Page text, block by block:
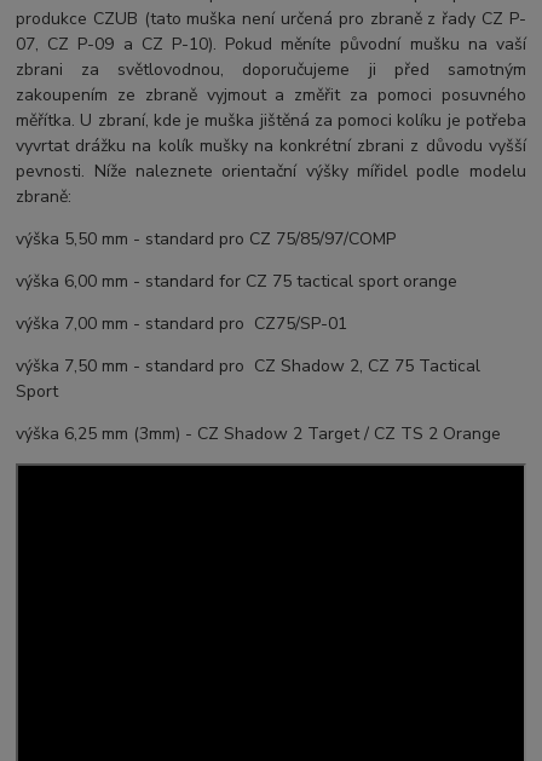
produkce CZUB (tato muška není určená pro zbraně z řady CZ P-
07, CZ P-09 a CZ P-10). Pokud měníte původní mušku na vaší
zbrani za světlovodnou, doporučujeme ji před samotným
zakoupením ze zbraně vyjmout a změřit za pomoci posuvného
měřítka. U zbraní, kde je muška jištěná za pomoci kolíku je potřeba
vyvrtat drážku na kolík mušky na konkrétní zbrani z důvodu vyšší
pevnosti. Níže naleznete orientační výšky mířidel podle modelu
zbraně:
výška 5,50 mm - standard pro CZ 75/85/97/COMP
výška 6,00 mm - standard for CZ 75 tactical sport orange
výška 7,00 mm - standard pro CZ75/SP-01
výška 7,50 mm - standard pro CZ Shadow 2, CZ 75 Tactical
Sport
výška 6,25 mm (3mm) - CZ Shadow 2 Target / CZ TS 2 Orange